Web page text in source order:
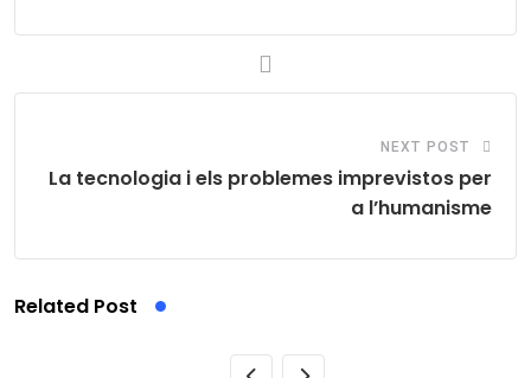
NEXT POST
La tecnologia i els problemes imprevistos per
a l’humanisme
Related Post